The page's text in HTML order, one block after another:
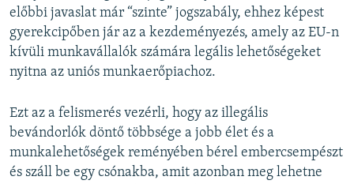
előbbi javaslat már “szinte” jogszabály, ehhez képest
gyerekcipőben jár az a kezdeményezés, amely az EU-n
kívüli munkavállalók számára legális lehetőségeket
nyitna az uniós munkaerőpiachoz.
Ezt az a felismerés vezérli, hogy az illegális
bevándorlók döntő többsége a jobb élet és a
munkalehetőségek reményében bérel embercsempészt
és száll be egy csónakba, amit azonban meg lehetne